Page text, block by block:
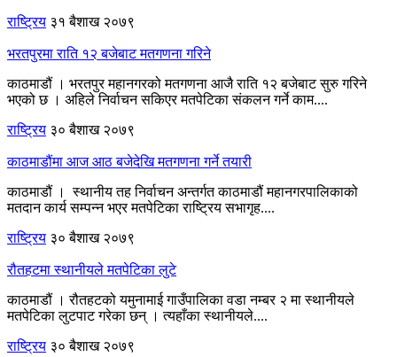
राष्ट्रिय ३१ बैशाख २०७९
भरतपुरमा राति १२ बजेबाट मतगणना गरिने
काठमाडौं । भरतपुर महानगरको मतगणना आजै राति १२ बजेबाट सुरु गरिने
भएको छ । अहिले निर्वाचन सकिएर मतपेटिका संकलन गर्ने काम....
राष्ट्रिय ३० बैशाख २०७९
काठमाडौंमा आज आठ बजेदेखि मतगणना गर्ने तयारी
काठमाडौं । स्थानीय तह निर्वाचन अन्तर्गत काठमाडौं महानगरपालिकाको
मतदान कार्य सम्पन्न भएर मतपेटिका राष्ट्रिय सभागृह....
राष्ट्रिय ३० बैशाख २०७९
रौतहटमा स्थानीयले मतपेटिका लुटे
काठमाडौं । रौतहटको यमुनामाई गाउँपालिका वडा नम्बर २ मा स्थानीयले
मतपेटिका लुटपाट गरेका छन् । त्यहाँका स्थानीयले....
राष्ट्रिय ३० बैशाख २०७९